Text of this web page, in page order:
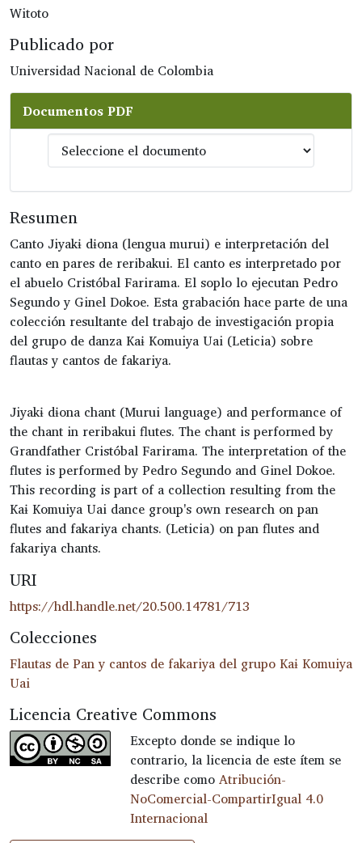
Witoto
Publicado por
Universidad Nacional de Colombia
Documentos PDF
Resumen
Canto Jiyakɨ dɨona (lengua murui) e interpretación del
canto en pares de reribakui. El canto es interpretado por
el abuelo Cristóbal Farirama. El soplo lo ejecutan Pedro
Segundo y Ginel Dokoe. Esta grabación hace parte de una
colección resultante del trabajo de investigación propia
del grupo de danza Kaɨ Komuiya Uai (Leticia) sobre
flautas y cantos de fakariya.
Jiyakɨ dɨona chant (Murui language) and performance of
the chant in reribakui flutes. The chant is performed by
Grandfather Cristóbal Farirama. The interpretation of the
flutes is performed by Pedro Segundo and Ginel Dokoe.
This recording is part of a collection resulting from the
Kaɨ Komuiya Uai dance group's own research on pan
flutes and fakariya chants. (Leticia) on pan flutes and
fakariya chants.
URI
https://hdl.handle.net/20.500.14781/713
Colecciones
Flautas de Pan y cantos de fakariya del grupo Kaɨ Komuiya
Uai
Licencia Creative Commons
Excepto donde se indique lo
contrario, la licencia de este ítem se
describe comoAtribución-
NoComercial-CompartirIgual 4.0
Internacional